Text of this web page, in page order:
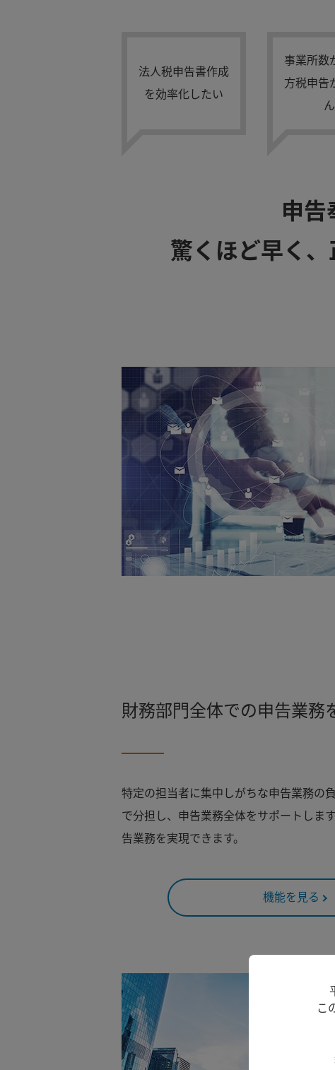
法人税申告書作成
を効率化したい
事業所数
方税申告
ん
申告
驚くほど早く、
財務部門全体での申告業務
特定の担当者に集中しがちな申告業務の
で分担し、申告業務全体をサポートしま
告業務を実現できます。
機能を見る
こ